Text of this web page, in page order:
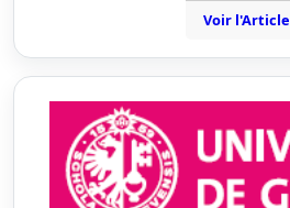
Voir l'Article